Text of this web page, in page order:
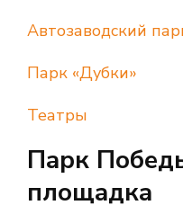
Автозаводский
Парк «Дубки»
Театры
Парк
площадка